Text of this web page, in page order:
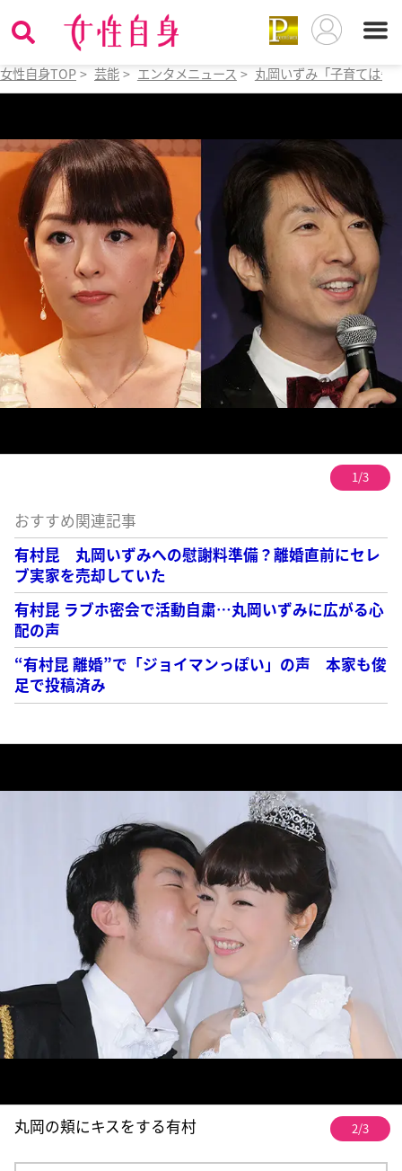
女性自身TOP > 芸能 > エンタメニュース > 丸岡いずみ「子育ては先
1/3
おすすめ関連記事
有村昆 丸岡いずみへの慰謝料準備？離婚直前にセレ
ブ実家を売却していた
有村昆 ラブホ密会で活動自粛…丸岡いずみに広がる心
配の声
“有村昆 離婚”で「ジョイマンっぽい」の声 本家も俊
足で投稿済み
丸岡の頬にキスをする有村 2/3